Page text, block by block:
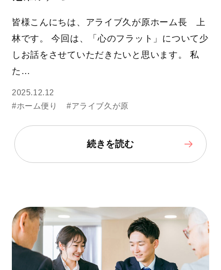
皆様こんにちは、アライブ久が原ホーム長 上
林です。 今回は、「心のフラット」について少
しお話をさせていただきたいと思います。 私
た…
2025.12.12
#ホーム便り
#アライブ久が原
続きを読む